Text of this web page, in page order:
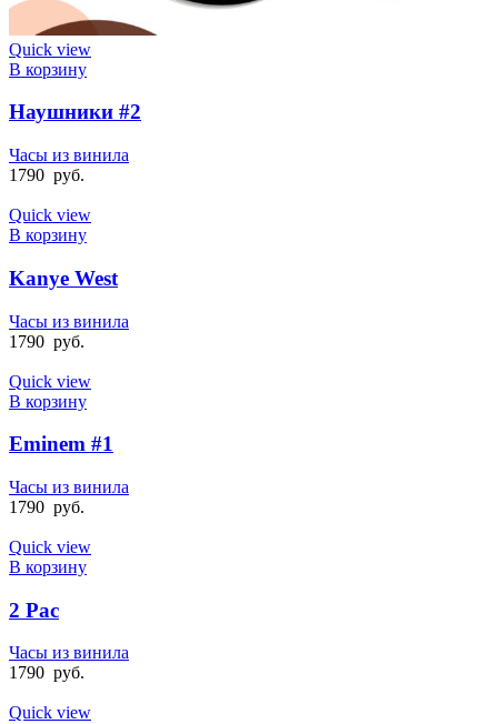
Quick view
В корзину
Наушники #2
Часы из винила
1790 руб.
Quick view
В корзину
Kanye West
Часы из винила
1790 руб.
Quick view
В корзину
Eminem #1
Часы из винила
1790 руб.
Quick view
В корзину
2 Pac
Часы из винила
1790 руб.
Quick view